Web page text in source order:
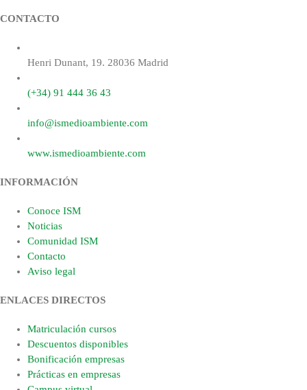
CONTACTO
Henri Dunant, 19. 28036 Madrid
(+34) 91 444 36 43
info@ismedioambiente.com
www.ismedioambiente.com
INFORMACIÓN
Conoce ISM
Noticias
Comunidad ISM
Contacto
Aviso legal
ENLACES DIRECTOS
Matriculación cursos
Descuentos disponibles
Bonificación empresas
Prácticas en empresas